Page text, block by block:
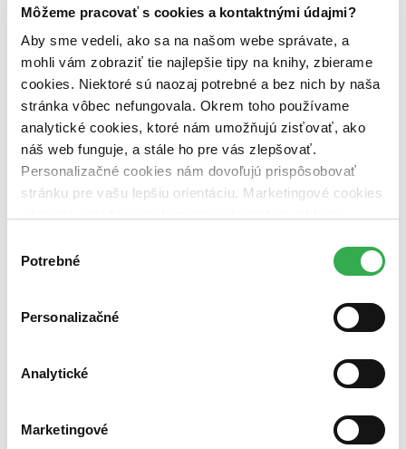
Môžeme pracovať s cookies a kontaktnými údajmi?
Aby sme vedeli, ako sa na našom webe správate, a
mohli vám zobraziť tie najlepšie tipy na knihy, zbierame
cookies. Niektoré sú naozaj potrebné a bez nich by naša
stránka vôbec nefungovala. Okrem toho používame
analytické cookies, ktoré nám umožňujú zisťovať, ako
náš web funguje, a stále ho pre vás zlepšovať.
Personalizačné cookies nám dovoľujú prispôsobovať
stránku pre vašu lepšiu orientáciu. Marketingové cookies
nám pomohlo, keby sme mohli používať všetky tieto
súhlasu
Potrebné
Personalizačné
Analytické
Marketingové
predpredaj (0 titulov)predpredaj
pripravujeme (0 titulov)
pripravujeme
dostupná (bez vypredaných) (0 titulov)dostupná (bez
vypredaných)
Nové / čítané
nová
čítaná (0 titulov)čítaná
čítaná - výborný stav (0 titulov)čítaná - výborný stav
čítaná - mierne opotrebovaná (0 titulov)čítaná - mierne
opotrebovaná
vypredaných kníh
Zúžiť výber
Bestsellery
Najdrahšie